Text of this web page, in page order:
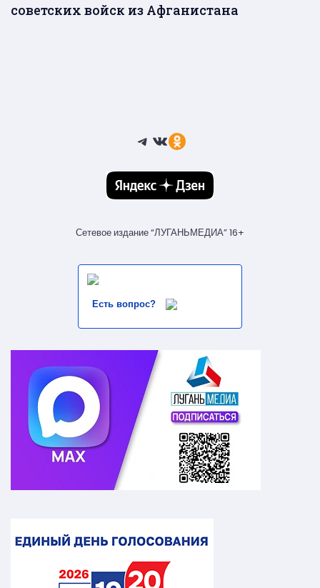
советских войск из Афганистана
Telegram
ВКонтакте
Ссылка
Сетевое издание “ЛУГАНЬМЕДИА” 16+
Есть вопрос?